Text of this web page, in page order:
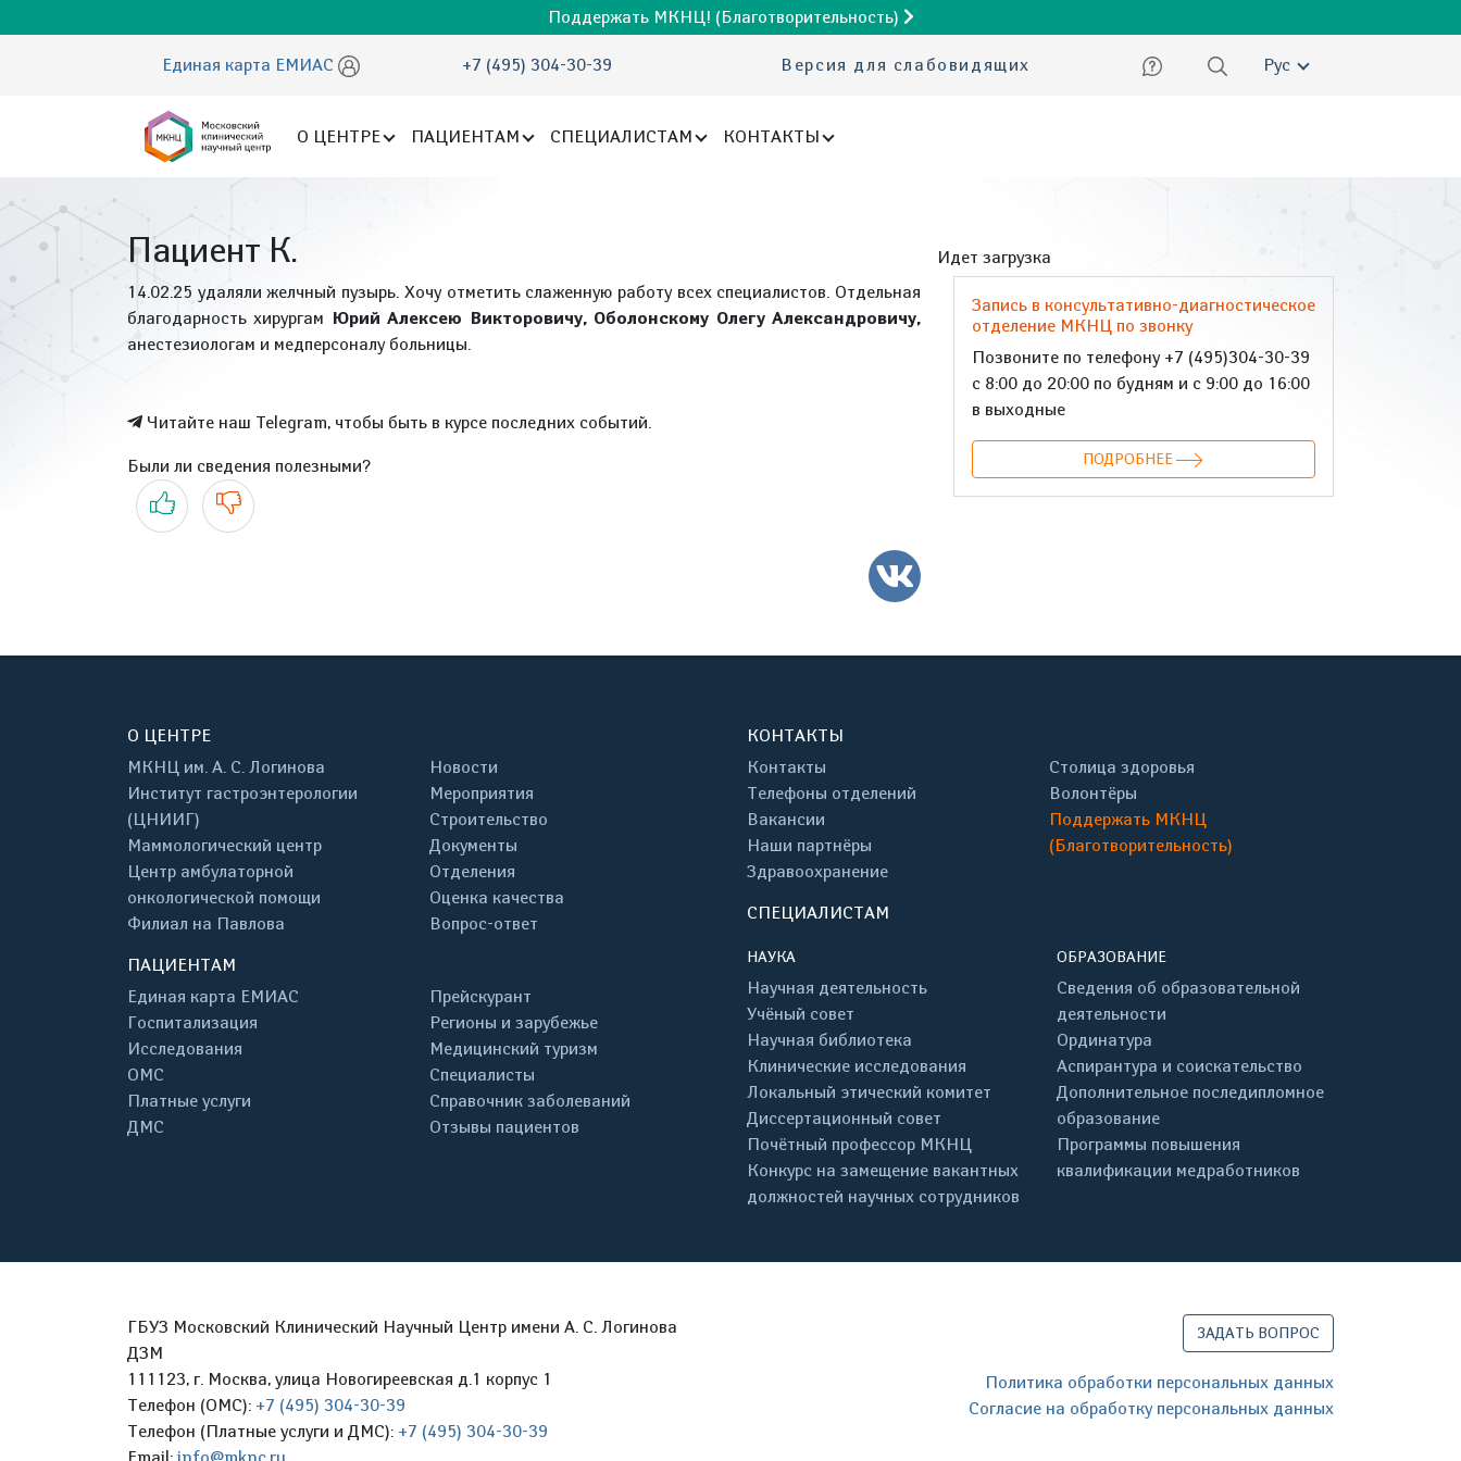
Поддержать МКНЦ! (Благотворительность)
Единая карта ЕМИАС +7 (495) 304-30-39 Версия для слабовидящих Русский
О ЦЕНТРЕ ПАЦИЕНТАМ СПЕЦИАЛИСТАМ КОНТАКТЫ
Пациент К.
14.02.25 удаляли желчный пузырь. Хочу отметить слаженную работу всех специалистов. Отдельная
благодарность хирургам Юрий Алексею Викторовичу, Оболонскому Олегу Александровичу,
анестезиологам и медперсоналу больницы.
Читайте наш Telegram, чтобы быть в курсе последних событий.
Были ли сведения полезными?
Да Нет
ВКонтакте
Идет загрузка
Запись в консультативно-диагностическое
отделение МКНЦ по звонку
Позвоните по телефону +7 (495)304-30-39
с 8:00 до 20:00 по будням и с 9:00 до 16:00
в выходные
ПОДРОБНЕЕ
О ЦЕНТРЕ
МКНЦ им. А. С. Логинова
Институт гастроэнтерологии
(ЦНИИГ)
Маммологический центр
Центр амбулаторной
онкологической помощи
Филиал на Павлова
Новости
Мероприятия
Строительство
Документы
Отделения
Оценка качества
Вопрос-ответ
ПАЦИЕНТАМ
Единая карта ЕМИАС
Госпитализация
Исследования
ОМС
Платные услуги
ДМС
Прейскурант
Регионы и зарубежье
Медицинский туризм
Специалисты
Справочник заболеваний
Отзывы пациентов
КОНТАКТЫ
Контакты
Телефоны отделений
Вакансии
Наши партнёры
Здравоохранение
Столица здоровья
Волонтёры
Поддержать МКНЦ
(Благотворительность)
СПЕЦИАЛИСТАМ
НАУКА
Научная деятельность
Учёный совет
Научная библиотека
Клинические исследования
Локальный этический комитет
Диссертационный совет
Почётный профессор МКНЦ
Конкурс на замещение вакантных
должностей научных сотрудников
ОБРАЗОВАНИЕ
Сведения об образовательной
деятельности
Ординатура
Аспирантура и соискательство
Дополнительное последипломное
образование
Программы повышения
квалификации медработников
ГБУЗ Московский Клинический Научный Центр имени А. С. Логинова
ДЗМ
111123, г. Москва, улица Новогиреевская д.1 корпус 1
Телефон (ОМС): +7 (495) 304-30-39
Телефон (Платные услуги и ДМС): +7 (495) 304-30-39
ЗАДАТЬ ВОПРОС
Политика обработки персональных данных
Согласие на обработку персональных данных